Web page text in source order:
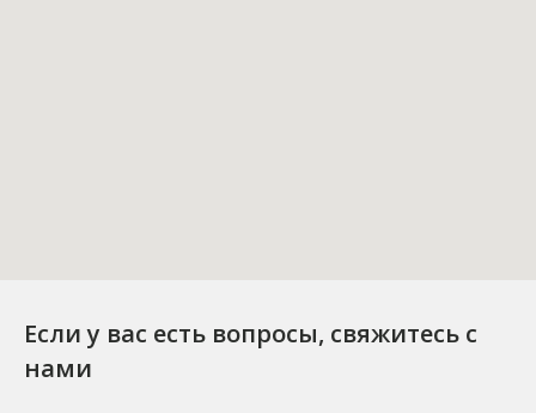
Если у вас есть вопросы, свяжитесь с
нами